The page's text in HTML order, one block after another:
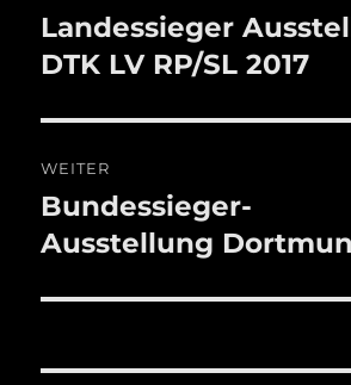
Vorheriger
Beitrag:
Landessieger
DTK LV RP/SL 2017
WEITER
Nächster
Beitrag:
Bundessieger-
Ausstellung